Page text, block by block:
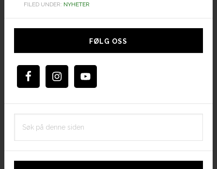
FILED UNDER: NYHETER
Hoved
FØLG OSS